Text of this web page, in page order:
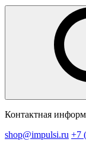
Контактная
shop@impulsi.ru +7